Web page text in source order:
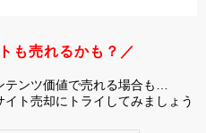
も売れるかも？／
ンツ価値で売れる場合も…
ト売却にトライしてみましょう